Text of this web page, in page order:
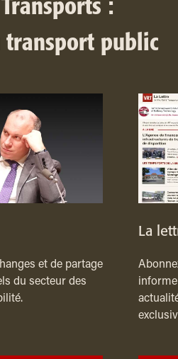
:
transport public
et de partage
du secteur des
La